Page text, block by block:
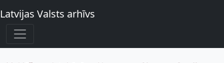
Latvijas Valsts arhīvs